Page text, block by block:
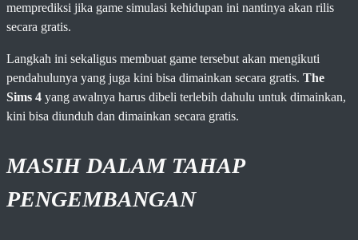
memprediksi jika game simulasi kehidupan ini nantinya akan rilis
secara gratis.
Langkah ini sekaligus membuat game tersebut akan mengikuti
pendahulunya yang juga kini bisa dimainkan secara gratis. The
Sims 4 yang awalnya harus dibeli terlebih dahulu untuk dimainkan,
kini bisa diunduh dan dimainkan secara gratis.
MASIH DALAM TAHAP
PENGEMBANGAN